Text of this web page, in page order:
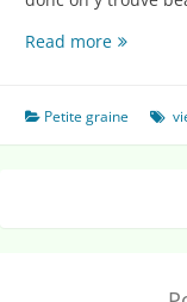
Read more
de
blogs
Petite graine
des